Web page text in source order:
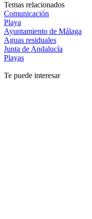
Temas relacionados
Comunicación
Playa
Ayuntamiento de Málaga
Aguas residuales
Junta de Andalucía
Playas
Te puede interesar